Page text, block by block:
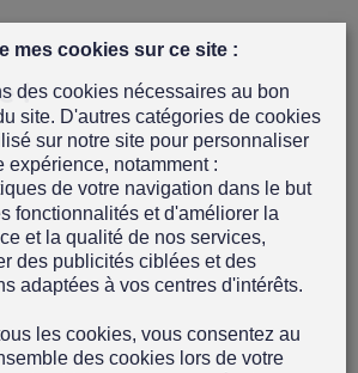
!
mes cookies sur ce site :
des cookies nécessaires au bon
site. D'autres catégories de cookies
sur notre site pour personnaliser
expérience, notamment :
de votre navigation dans le but
fonctionnalités et d'améliorer la
et la qualité de nos services,
des publicités ciblées et des
adaptées à vos centres d'intérêts.
les cookies, vous consentez au
des cookies lors de votre